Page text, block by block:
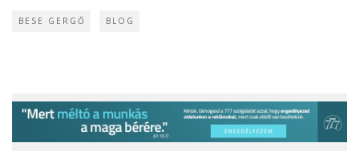
BESE GERGŐ BLOG